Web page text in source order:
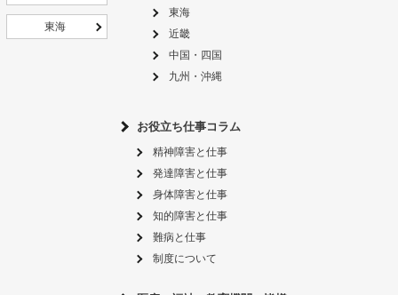
東海
東海
近畿
中国・四国
九州・沖縄
お役立ち仕事コラム
精神障害と仕事
発達障害と仕事
身体障害と仕事
知的障害と仕事
難病と仕事
制度について